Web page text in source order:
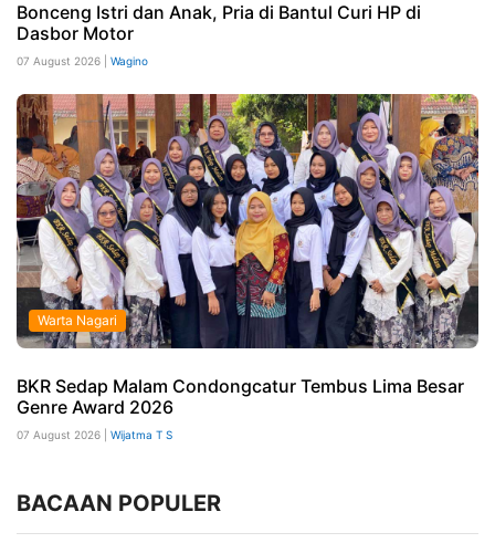
Bonceng Istri dan Anak, Pria di Bantul Curi HP di
Dasbor Motor
07 August 2026 | Wagino
Warta Nagari
BKR Sedap Malam Condongcatur Tembus Lima Besar
Genre Award 2026
07 August 2026 | Wijatma T S
BACAAN POPULER